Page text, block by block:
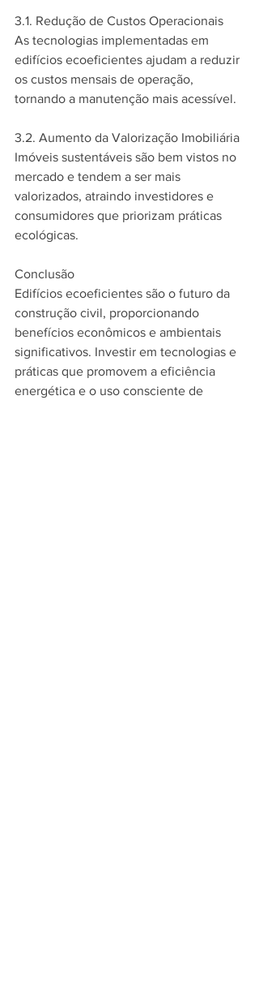
3.1. Redução de Custos Operacionais
As tecnologias implementadas em
edifícios ecoeficientes ajudam a reduzir
os custos mensais de operação,
tornando a manutenção mais acessível.
3.2. Aumento da Valorização Imobiliária
Imóveis sustentáveis são bem vistos no
mercado e tendem a ser mais
valorizados, atraindo investidores e
consumidores que priorizam práticas
ecológicas.
Conclusão
Edifícios ecoeficientes são o futuro da
construção civil, proporcionando
benefícios econômicos e ambientais
significativos. Investir em tecnologias e
práticas que promovem a eficiência
energética e o uso consciente de